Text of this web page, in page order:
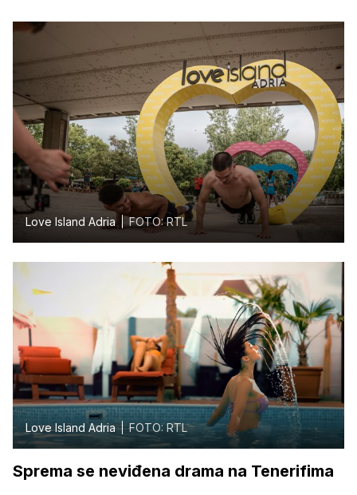
Love Island Adria FOTO: RTL
Love Island Adria FOTO: RTL
Sprema se neviđena drama na Tenerifima